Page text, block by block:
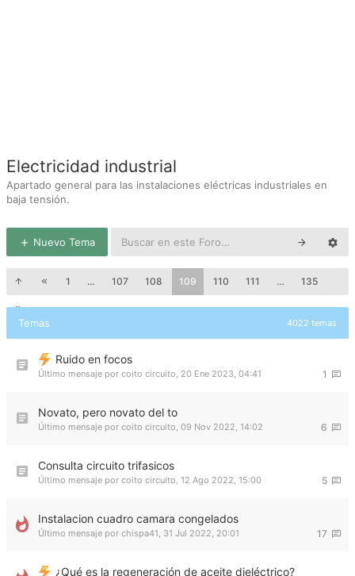
Electricidad industrial
Apartado general para las instalaciones eléctricas industriales en
baja tensión.
Nuevo Tema
1 … 107 108 109 110 111 … 135
Temas 4022 temas
Ruido en focos
1
Último mensaje por coito circuito, 20 Ene 2023, 04:41
Novato, pero novato del to
6
Último mensaje por coito circuito, 09 Nov 2022, 14:02
Consulta circuito trifasicos
5
Último mensaje por coito circuito, 12 Ago 2022, 15:00
Instalacion cuadro camara congelados
17
Último mensaje por chispa41, 31 Jul 2022, 20:01
¿Qué es la regeneración de aceite dieléctrico?